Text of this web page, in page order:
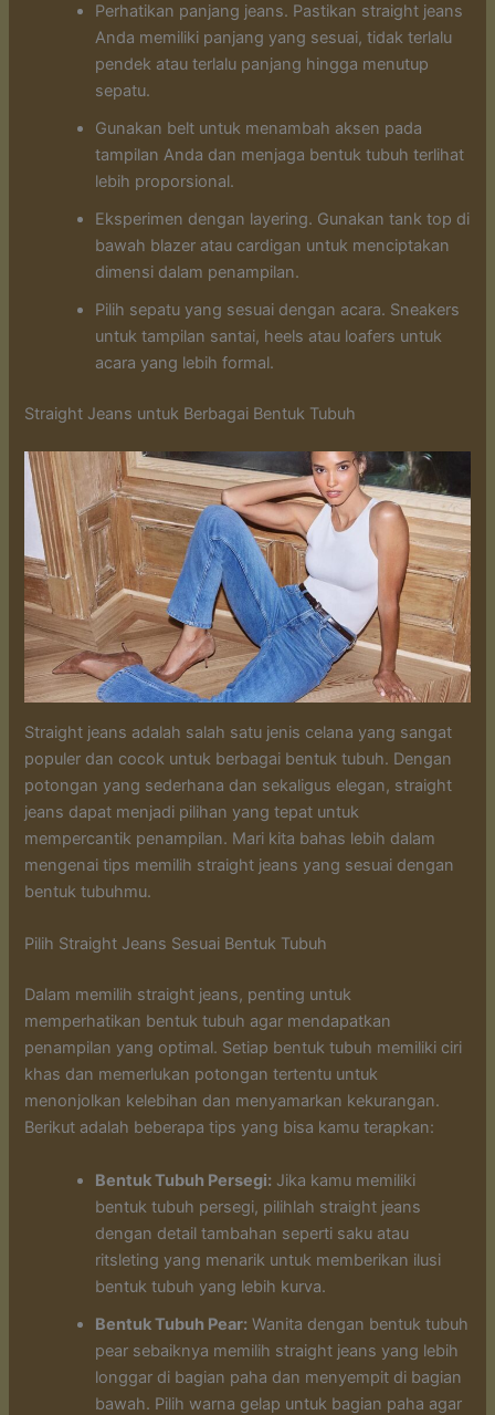
Perhatikan panjang jeans. Pastikan straight jeans
Anda memiliki panjang yang sesuai, tidak terlalu
pendek atau terlalu panjang hingga menutup
sepatu.
Gunakan belt untuk menambah aksen pada
tampilan Anda dan menjaga bentuk tubuh terlihat
lebih proporsional.
Eksperimen dengan layering. Gunakan tank top di
bawah blazer atau cardigan untuk menciptakan
dimensi dalam penampilan.
Pilih sepatu yang sesuai dengan acara. Sneakers
untuk tampilan santai, heels atau loafers untuk
acara yang lebih formal.
Straight Jeans untuk Berbagai Bentuk Tubuh
Straight jeans adalah salah satu jenis celana yang sangat
populer dan cocok untuk berbagai bentuk tubuh. Dengan
potongan yang sederhana dan sekaligus elegan, straight
jeans dapat menjadi pilihan yang tepat untuk
mempercantik penampilan. Mari kita bahas lebih dalam
mengenai tips memilih straight jeans yang sesuai dengan
bentuk tubuhmu.
Pilih Straight Jeans Sesuai Bentuk Tubuh
Dalam memilih straight jeans, penting untuk
memperhatikan bentuk tubuh agar mendapatkan
penampilan yang optimal. Setiap bentuk tubuh memiliki ciri
khas dan memerlukan potongan tertentu untuk
menonjolkan kelebihan dan menyamarkan kekurangan.
Berikut adalah beberapa tips yang bisa kamu terapkan:
Bentuk Tubuh Persegi: Jika kamu memiliki
bentuk tubuh persegi, pilihlah straight jeans
dengan detail tambahan seperti saku atau
ritsleting yang menarik untuk memberikan ilusi
bentuk tubuh yang lebih kurva.
Bentuk Tubuh Pear: Wanita dengan bentuk tubuh
pear sebaiknya memilih straight jeans yang lebih
longgar di bagian paha dan menyempit di bagian
bawah. Pilih warna gelap untuk bagian paha agar